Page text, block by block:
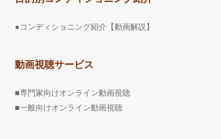
●コンディショニング紹介【動画解説】
動画視聴サービス
■専門家向けオンライン動画視聴
■一般向けオンライン動画視聴